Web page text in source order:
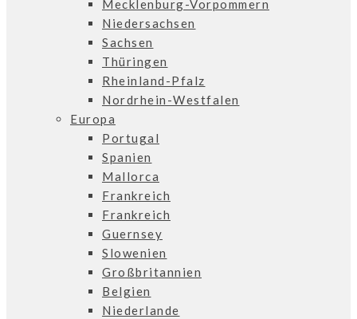
Mecklenburg-Vorpommern
Niedersachsen
Sachsen
Thüringen
Rheinland-Pfalz
Nordrhein-Westfalen
Europa
Portugal
Spanien
Mallorca
Frankreich
Frankreich
Guernsey
Slowenien
Großbritannien
Belgien
Niederlande